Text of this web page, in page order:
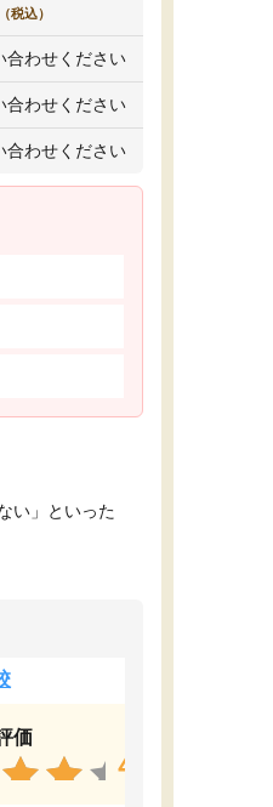
（税込）
合わせください
合わせください
合わせください
い」といった
価
4.4